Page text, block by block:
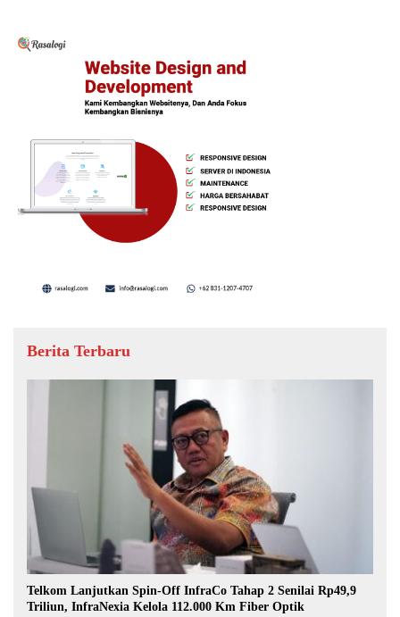
Berita Terbaru
Telkom Lanjutkan Spin-Off InfraCo Tahap 2 Senilai Rp49,9
Triliun, InfraNexia Kelola 112.000 Km Fiber Optik